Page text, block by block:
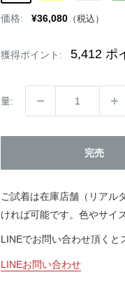
価格:
販
¥36,080 （税込）
獲得ポイント: 5,412 ポ
量:
完売
ご試着は在庫店舗（リアル
ければ可能です。色やサイ
LINEでお問い合わせ頂くと
LINEお問い合わせ